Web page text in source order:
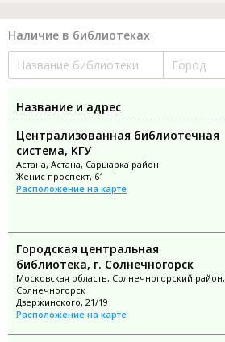
Наличие в библиотеках
Название и адрес
Централизованная библиотечная
система, КГУ
Астана, Астана, Сарыарка район
Женис проспект, 61
Расположение на карте
Городская центральная
библиотека, г. Солнечногорск
Московская область, Солнечногорский район,
Солнечногорск
Дзержинского, 21/19
Расположение на карте